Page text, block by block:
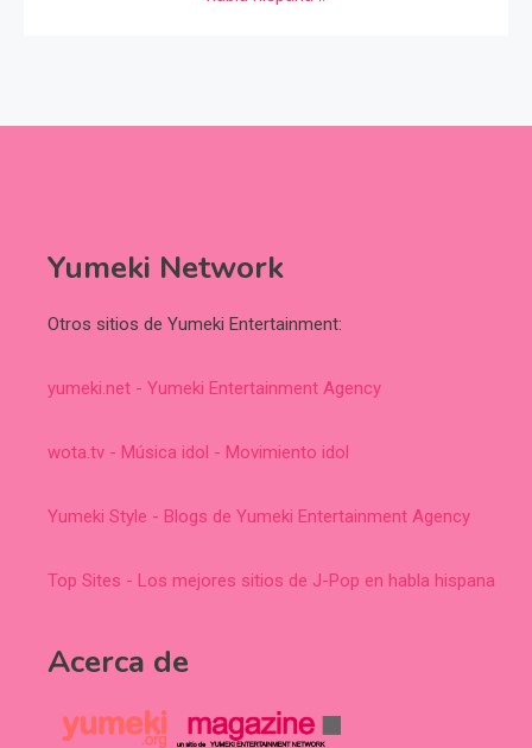
Yumeki Network
Otros sitios de Yumeki Entertainment:
yumeki.net - Yumeki Entertainment Agency
wota.tv - Música idol - Movimiento idol
Yumeki Style - Blogs de Yumeki Entertainment Agency
Top Sites - Los mejores sitios de J-Pop en habla hispana
Acerca de